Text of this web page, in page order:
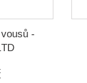
-